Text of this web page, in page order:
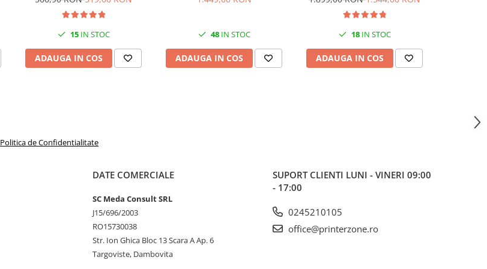
15IN STOC
ADAUGA IN COS
48IN STOC
ADAUGA IN COS
18IN STOC
ADAUGA IN COS
Politica de Confidentialitate
DATE COMERCIALE
SC Meda Consult SRL
J15/696/2003
RO15730038
Str. Ion Ghica Bloc 13 Scara A Ap. 6
Targoviste, Dambovita
SUPORT CLIENTI LUNI - VINERI 09:00
- 17:00
0245210105
office@printerzone.ro